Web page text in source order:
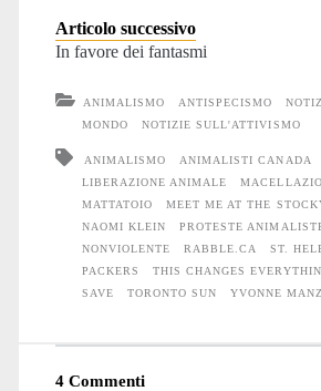
Articolo successivo
In favore dei fantasmi
ANIMALISMO ANTISPECISMO
MONDO
NOTIZIE SULL'ATTIVISMO
ANIMALISMO ANIMALISTI CANADA
LIBERAZIONE ANIMALE
MATTATOIO
MEET ME AT THE
NAOMI KLEIN
PROTESTE
NONVIOLENTE
RABBLE.CA
ST.
PACKERS
THIS CHANGES
SAVE
TORONTO SUN YVONNE
4 Commenti